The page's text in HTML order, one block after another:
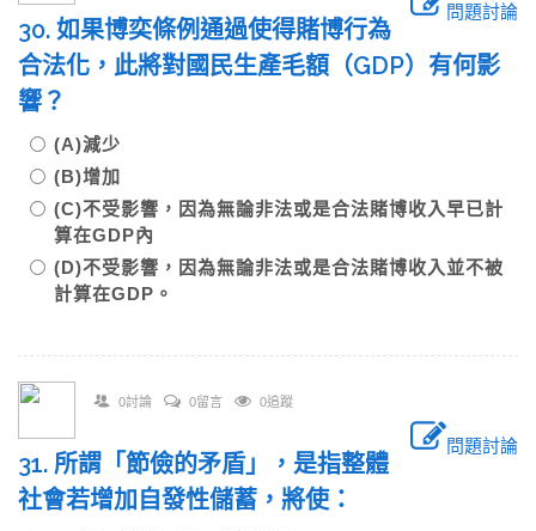
問題討論
30. 如果博奕條例通過使得賭博行為
合法化，此將對國民生產毛額（GDP）有何影
響？
(A)減少
(B)增加
(C)不受影響，因為無論非法或是合法賭博收入早已計
算在GDP內
(D)不受影響，因為無論非法或是合法賭博收入並不被
計算在GDP。
0討論 0留言 0追蹤
問題討論
31. 所謂「節儉的矛盾」，是指整體
社會若增加自發性儲蓄，將使：